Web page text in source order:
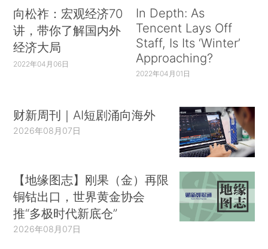
向松祚：宏观经济70
讲，带你了解国内外
经济大局
2022年04月06日
In Depth: As
Tencent Lays Off
Staff, Is Its ‘Winter’
Approaching?
2022年04月01日
财新周刊｜AI短剧涌向海外
2026年08月07日
【地缘图志】刚果（金）再限
铜钴出口，世界黄金协会
推“多极时代新底仓”
2026年08月07日